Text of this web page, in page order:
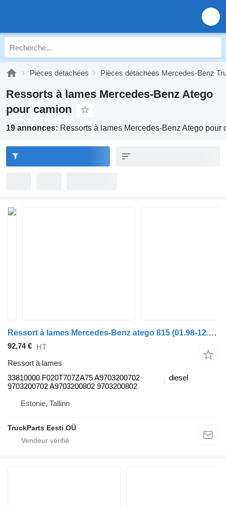
Pièces détachées Pièces détachées Mercedes-Benz
Ressorts à lames Mercedes-Benz Atego
pour camion
19 annonces: Ressorts à lames Mercedes-Benz Atego pour
Ressort à lames Mercedes-Benz atego 815 (01.98-12.04) 33810000 pour camion Mercedes-Benz Atego, Atego 2, Atego 3 (1996-)
92,74 € HT
Ressort à lames
33810000 F020T707ZA75 A9703200702
9703200702 A9703200802 9703200802
diesel
Estonie, Tallinn
TruckParts Eesti OÜ